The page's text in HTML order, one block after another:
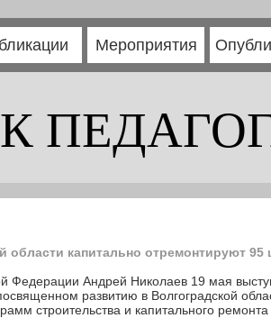
Мероприятия
капитально отремонтируют 95
Федерации Андрей Николаев 19 мая
развитию в Волгоградской
строительства и капитального